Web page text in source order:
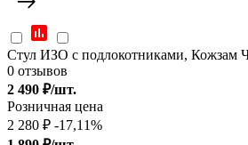
Стул ИЗО с подлокотниками, Кожзам
0 отзывов
2 490 ₽/шт.
Розничная цена
2 280 ₽ -17,11%